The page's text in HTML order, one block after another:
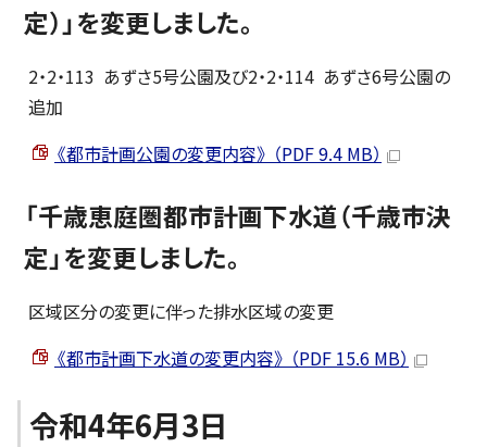
定）」を変更しました。
2・2・113 あずさ5号公園及び2・2・114 あずさ6号公園の
追加
《都市計画公園の変更内容》 （PDF 9.4 MB）
「千歳恵庭圏都市計画下水道（千歳市決
定」を変更しました。
区域区分の変更に伴った排水区域の変更
《都市計画下水道の変更内容》 （PDF 15.6 MB）
令和4年6月3日